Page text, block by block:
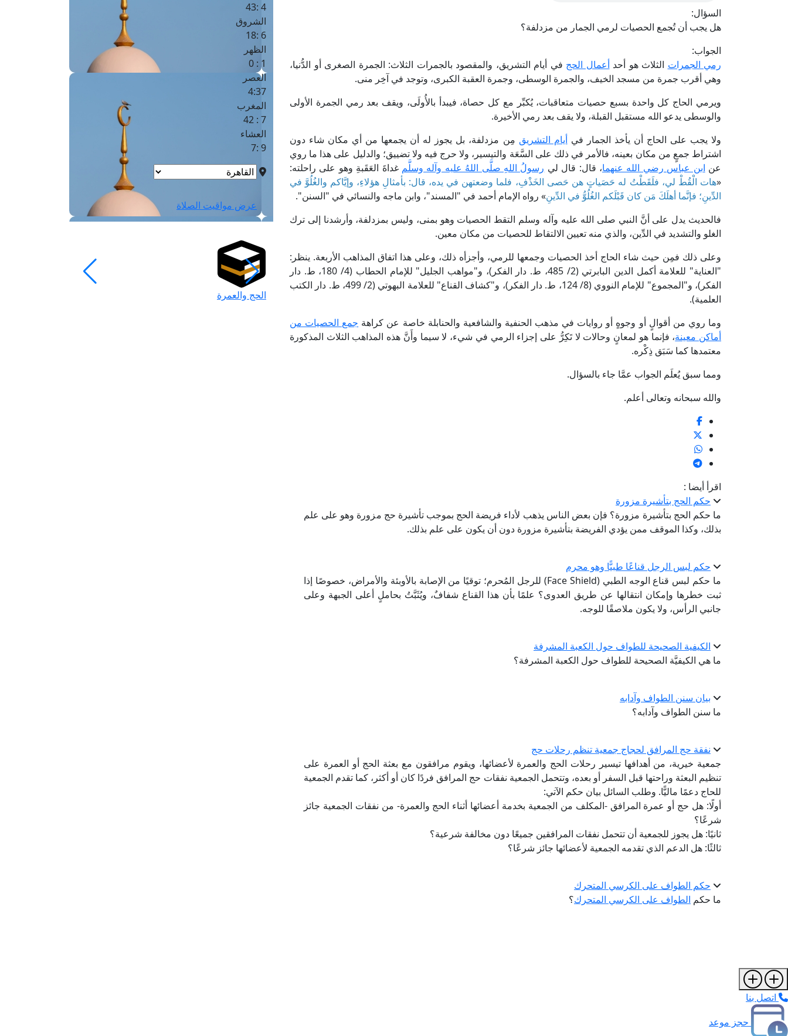
السؤال:
هل يجب أن تُجمع الحصيات لرمي الجمار من مزدلفة؟
الجواب:
رمي الجمرات الثلاث هو أحدأعمال الحج في أيام التشريق، والمقصود بالجمرات الثلاث: الجمرة الصغرى أو الدُّنيا،
وهي أقرب جمرة من مسجد الخيف، والجمرة الوسطى، وجمرة العقبة الكبرى، وتوجد في آخِر منى.
ويرمي الحاج كل واحدة بسبع حصيات متعاقبات، يُكبِّر مع كل حصاة، فيبدأ بالأُولَى، ويقف بعد رمي الجمرة الأولى
والوسطى يدعو الله مستقبل القبلة، ولا يقف بعد رمي الأخيرة.
ولا يجب على الحاج أن يأخذ الجمار فيأيام التشريق مِن مزدلفة، بل يجوز له أن يجمعها من أي مكان شاء دون
اشتراط جمعٍ من مكان بعينه، فالأمر في ذلك على السَّعَة والتيسير، ولا حرج فيه ولا تضييق؛ والدليل على هذا ما روي
عن ابن عباس رضي الله عنهما، قال: قال لي رسولُ اللهِ صلَّى اللهُ عليه وآله وسلَّم غداةَ العَقَبةِ وهو على راحلته:
«هات الْقُطْ لي، فلَقَطْتُ له حَصَياتٍ هن حَصى الخَذْفِ، فلما وضعتهن في يده، قال: بأمثالِ هؤلاءِ، وإيَّاكم والغُلُوَّ في
الدِّينِ؛ فإنَّما أهلَكَ مَن كان قَبْلَكم الغُلُوُّ في الدِّينِ» رواه الإمام أحمد في "المسند"، وابن ماجه والنسائي في "السنن".
فالحديث يدل على أنَّ النبي صلى الله عليه وآله وسلم التقط الحصيات وهو بمنى، وليس بمزدلفة، وأرشدنا إلى ترك
الغلو والتشديد في الدِّين، والذي منه تعيين الالتقاط للحصيات من مكان معين.
وعلى ذلك فمِن حيث شاء الحاج أخذ الحصيات وجمعها للرمي، وأجزأه ذلك، وعلى هذا اتفاق المذاهب الأربعة. ينظر:
"العناية" للعلامة أكمل الدين البابرتي (2/ 485، ط. دار الفكر)، و"مواهب الجليل" للإمام الحطاب (4/ 180، ط. دار
الفكر)، و"المجموع" للإمام النووي (8/ 124، ط. دار الفكر)، و"كشاف القناع" للعلامة البهوتي (2/ 499، ط. دار الكتب
العلمية).
وما روي من أقوالٍ أو وجوهٍ أو روايات في مذهب الحنفية والشافعية والحنابلة خاصة عن كراهة جمع الحصيات من
أماكن معينة، فإنما هو لمعانٍ وحالات لا تَكِرُّ على إجزاء الرمي في شيء، لا سيما وأَنَّ هذه المذاهب الثلاث المذكورة
معتمدها كما سَبَق ذِكْره.
ومما سبق يُعلَم الجواب عمَّا جاء بالسؤال.
والله سبحانه وتعالى أعلم.
اقرأ أيضا :
حكم الحج بتأشيرة مزورة
ما حكم الحج بتأشيرة مزورة؟ فإن بعض الناس يذهب لأداء فريضة الحج بموجب تأشيرة حج مزورة وهو على علم
بذلك، وكذا الموقف ممن يؤدي الفريضة بتأشيرة مزورة دون أن يكون على علم بذلك.
حكم لبس الرجل قناعًا طبيًّا وهو محرم
ما حكم لبس قناع الوجه الطبي (Face Shield) للرجل المُحرم؛ توقيًا من الإصابة بالأوبئة والأمراض، خصوصًا إذا
ثبت خطرها وإمكان انتقالها عن طريق العدوى؟ علمًا بأن هذا القناع شفافٌ، ويُثَبَّتُ بحاملٍ أعلى الجبهة وعلى
جانبي الرأس، ولا يكون ملاصقًا للوجه.
الكيفية الصحيحة للطواف حول الكعبة المشرفة
ما هي الكيفيَّة الصحيحة للطواف حول الكعبة المشرفة؟
بيان سنن الطواف وآدابه
ما سنن الطواف وآدابه؟
نفقة حج المرافق لحجاج جمعية تنظم رحلات حج
جمعية خيرية، من أهدافها تيسير رحلات الحج والعمرة لأعضائها، ويقوم مرافقون مع بعثة الحج أو العمرة على
تنظيم البعثة وراحتها قبل السفر أو بعده، وتتحمل الجمعية نفقات حج المرافق فردًا كان أو أكثر، كما تقدم الجمعية
للحاج دعمًا ماليًّا. وطلب السائل بيان حكم الآتي:
أولًا: هل حج أو عمرة المرافق -المكلف من الجمعية بخدمة أعضائها أثناء الحج والعمرة- من نفقات الجمعية جائز
شرعًا؟
ثانيًا: هل يجوز للجمعية أن تتحمل نفقات المرافقين جميعًا دون مخالفة شرعية؟
ثالثًا: هل الدعم الذي تقدمه الجمعية لأعضائها جائز شرعًا؟
حكم الطواف على الكرسي المتحرك
ما حكم الطواف على الكرسي المتحرك؟
4 :43
الشروق
6 :18
الظهر
1 : 0
العصر
4:37
المغرب
7 : 42
العشاء
9 :7
عرض مواقيت الصلاة
الحج والعمرة
اتصل بنا
حجز موعد